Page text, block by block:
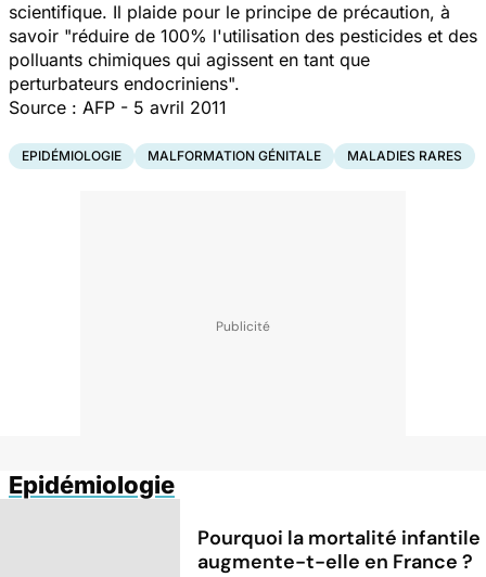
scientifique. Il plaide pour le principe de précaution, à
savoir "réduire de 100% l'utilisation des pesticides et des
polluants chimiques qui agissent en tant que
perturbateurs endocriniens".
Source : AFP - 5 avril 2011
EPIDÉMIOLOGIE MALFORMATION GÉNITALE MALADIES RARES
Epidémiologie
Pourquoi la mortalité infantile
augmente-t-elle en France ?